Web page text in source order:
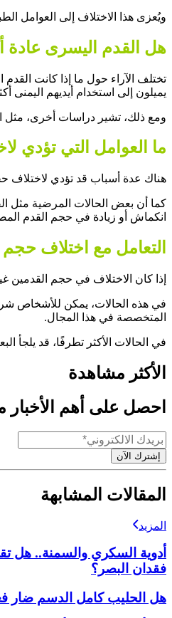
ويُعزى هذا الاختلاف إلى العوامل
هل القدم اليسرى عادة
يميلون إلى استخدام أيديهم اليمنى
ومع ذلك، تشير دراسات أخرى، مثل الدراسة التي أُجريت في المملكة المتحدة
ما العوامل التي تؤدي
هناك عدة أسباب قد تؤدي لاختلاف
كما أن بعض الحالات المرضية مثل
انكماش أو زيادة في حجم القدم
التعامل مع اختلاف حجم
إذا كان الاختلاف في حجم القدمين
في هذه الحالات، يمكن للأشخاص
المتخصصة في هذا المجال.
في الحالات الأكثر تطرفًا، قد يلجأ
الأكثر مشاهدة
احصل على أهم
إشترك الآن
المقالات المشابهة
المزيد
أدوية السكري والسمنة.. هل
فقدان البصر؟
هل الحليب كامل الدسم ضار